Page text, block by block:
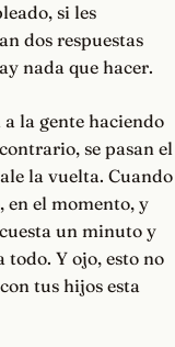
si les
dos respuestas
nada que hacer.
a la gente haciendo
se pasan el
la vuelta. Cuando
en el momento, y
un minuto y
Y ojo, esto no
tus hijos esta